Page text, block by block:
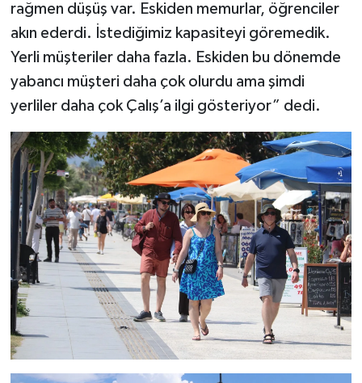
rağmen düşüş var. Eskiden memurlar, öğrenciler
akın ederdi. İstediğimiz kapasiteyi göremedik.
Yerli müşteriler daha fazla. Eskiden bu dönemde
yabancı müşteri daha çok olurdu ama şimdi
yerliler daha çok Çalış’a ilgi gösteriyor” dedi.